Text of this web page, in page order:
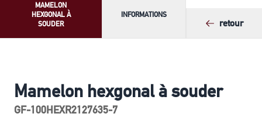
MAMELON
HEXGONAL À
SOUDER
INFORMATIONS
retour
Mamelon hexgonal à souder
GF-100HEXR2127635-7